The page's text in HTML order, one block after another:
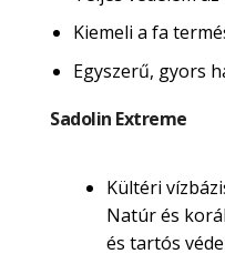
Kiemeli a fa
Egyszerű, gyors
Sadolin Extreme
Kültéri
Natúr és
és tartós